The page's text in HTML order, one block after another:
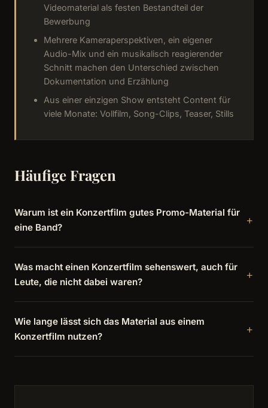
Videomaterial als festen Bestandteil der
Bewerbung
Mehrere Kameraperspektiven, ein eigener
Audio-Mix und ein musikalisch reagierender
Schnitt machen den Unterschied zwischen
Dokumentation und Erzählung
Aus einer einzigen Show entsteht Content für
viele Monate: Vollfilm, Song-Clips, Teaser, Stills
Häufige Fragen
Warum ist ein Konzertfilm gutes Promo-Material für
eine Band?
Was macht einen Konzertfilm sehenswert, auch für
Leute, die nicht dabei waren?
Wie lange lässt sich das Material aus einem
Konzertfilm nutzen?